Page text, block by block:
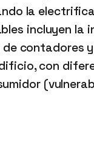
la
incluyen la
contadores
con